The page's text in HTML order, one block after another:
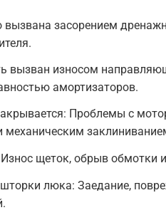
засорением
вызван износом
амортизаторов.
Проблемы с
механическим
щеток, обрыв обмотки
люка: Заедание,